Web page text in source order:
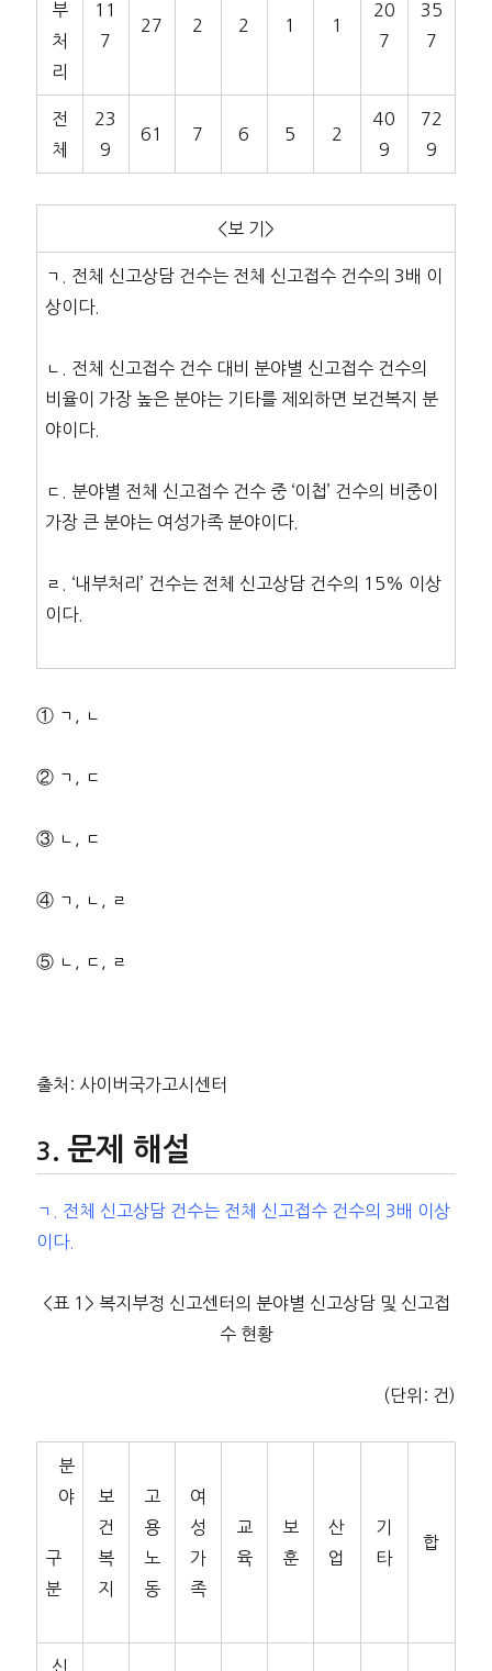
부
처
리
11
7
27 2 2 1 1
20
7
35
7
전
체
23
9
61 7 6 5 2
40
9
72
9
<보 기>
ㄱ. 전체 신고상담 건수는 전체 신고접수 건수의 3배 이
상이다.
ㄴ. 전체 신고접수 건수 대비 분야별 신고접수 건수의
비율이 가장 높은 분야는 기타를 제외하면 보건복지 분
야이다.
ㄷ. 분야별 전체 신고접수 건수 중 ‘이첩’ 건수의 비중이
가장 큰 분야는 여성가족 분야이다.
ㄹ. ‘내부처리’ 건수는 전체 신고상담 건수의 15% 이상
이다.
① ㄱ, ㄴ
② ㄱ, ㄷ
③ ㄴ, ㄷ
④ ㄱ, ㄴ, ㄹ
⑤ ㄴ, ㄷ, ㄹ
출처: 사이버국가고시센터
문제 해설
ㄱ. 전체 신고상담 건수는 전체 신고접수 건수의 3배 이상
이다.
<표 1> 복지부정 신고센터의 분야별 신고상담 및 신고접
수 현황
(단위: 건)
분
야
구
분
보
건
복
지
고
용
노
동
여
성
가
족
교
육
보
훈
산
업
기
타
합
신